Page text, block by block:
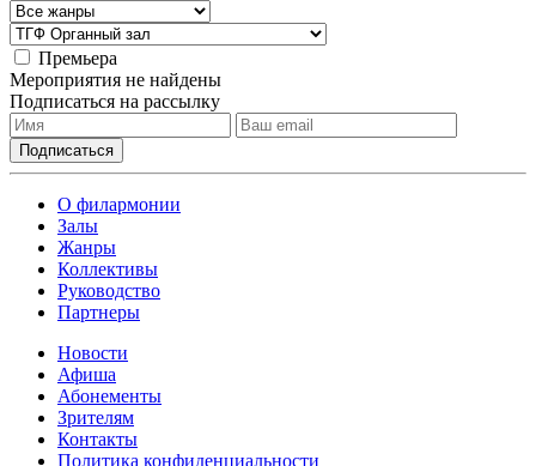
Премьера
Мероприятия не найдены
Подписаться на рассылку
О филармонии
Залы
Жанры
Коллективы
Руководство
Партнеры
Новости
Афиша
Абонементы
Зрителям
Контакты
Политика конфиденциальности